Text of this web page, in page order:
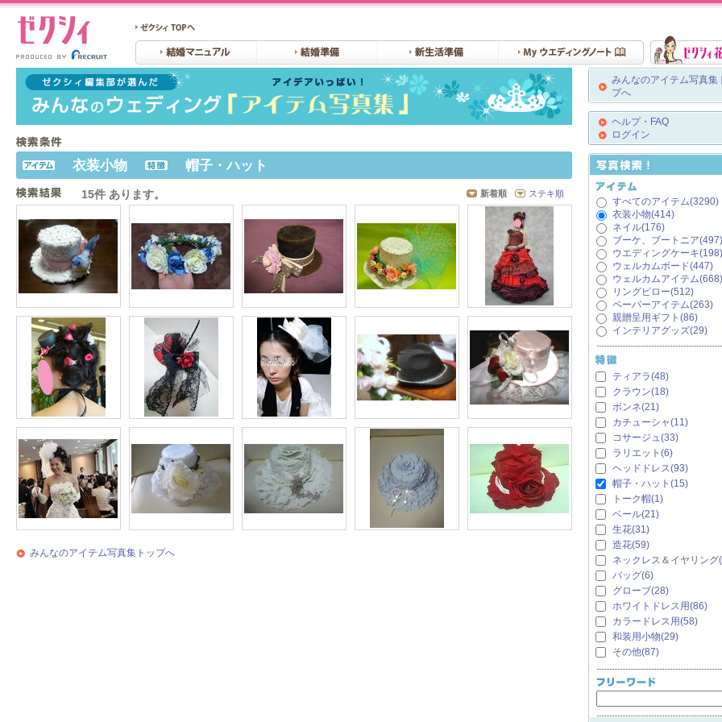
衣装小物 帽子・ハット
15件 あります。 新着順 ステキ順
みんなのアイテム写真集トップへ
みんなのアイテム写真集
プへ
ヘルプ・FAQ
ログイン
すべてのアイテム(3290)
衣装小物(414)
ネイル(176)
ブーケ、ブートニア(497)
ウエディングケーキ(198)
ウェルカムボード(447)
ウェルカムアイテム(668)
リングピロー(512)
ペーパーアイテム(263)
親贈呈用ギフト(86)
インテリアグッズ(29)
ティアラ(48)
クラウン(18)
ボンネ(21)
カチューシャ(11)
コサージュ(33)
ラリエット(6)
ヘッドドレス(93)
帽子・ハット(15)
トーク帽(1)
ベール(21)
生花(31)
造花(59)
ネックレス＆イヤリング
バッグ(6)
グローブ(28)
ホワイトドレス用(86)
カラードレス用(58)
和装用小物(29)
その他(87)